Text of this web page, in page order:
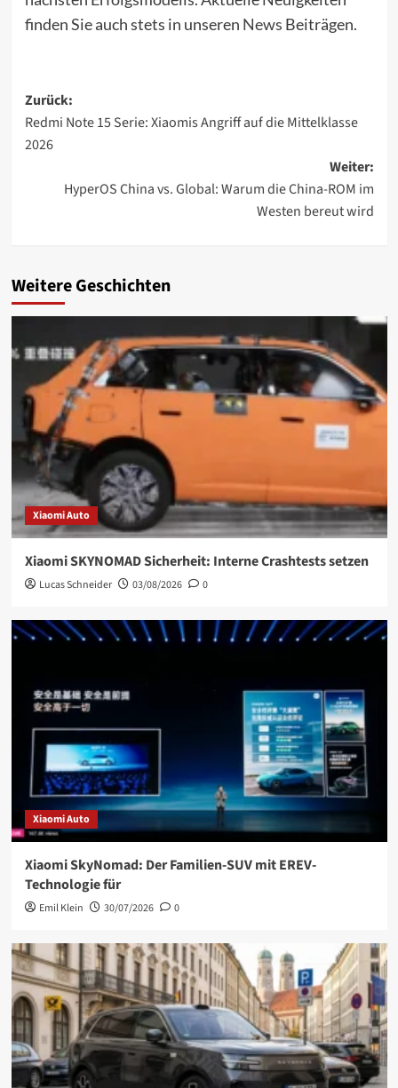
finden Sie auch stets in unseren News Beiträgen.
Beitragsnavigation
Zurück:
Redmi Note 15 Serie: Xiaomis Angriff auf die Mittelklasse
2026
Weiter:
HyperOS China vs. Global: Warum die China-ROM im
Westen bereut wird
Weitere Geschichten
Xiaomi Auto
Xiaomi SKYNOMAD Sicherheit: Interne Crashtests setzen
Lucas Schneider 03/08/2026 0
Xiaomi Auto
Xiaomi SkyNomad: Der Familien-SUV mit EREV-
Technologie für
Emil Klein 30/07/2026 0